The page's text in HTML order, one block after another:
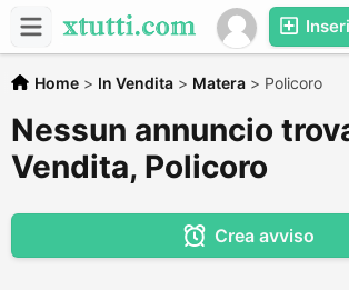
Home > In Vendita > Matera > Policoro
Nessun annuncio
Vendita, Policoro
Crea avviso